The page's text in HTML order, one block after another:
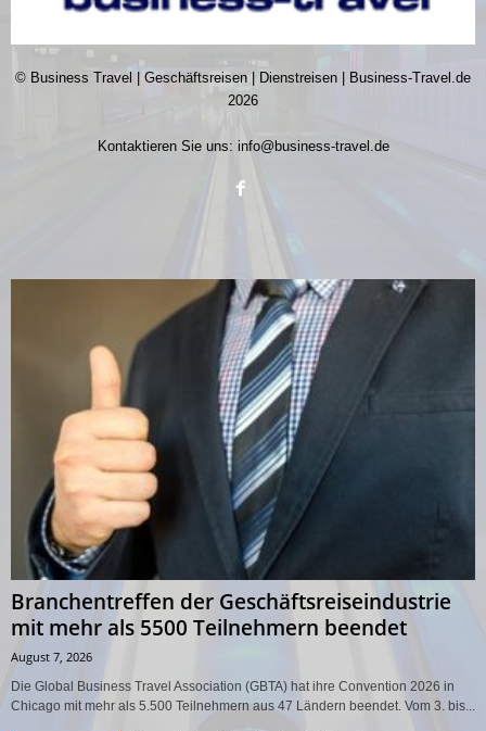
© Business Travel | Geschäftsreisen | Dienstreisen | Business-Travel.de
2026
Kontaktieren Sie uns: info@business-travel.de
Branchentreffen der Geschäftsreiseindustrie
mit mehr als 5500 Teilnehmern beendet
August 7, 2026
Die Global Business Travel Association (GBTA) hat ihre Convention 2026 in
Chicago mit mehr als 5.500 Teilnehmern aus 47 Ländern beendet. Vom 3. bis...